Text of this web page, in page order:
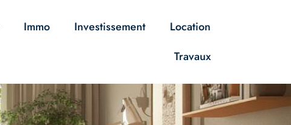
Immo Investissement
Location
Travaux